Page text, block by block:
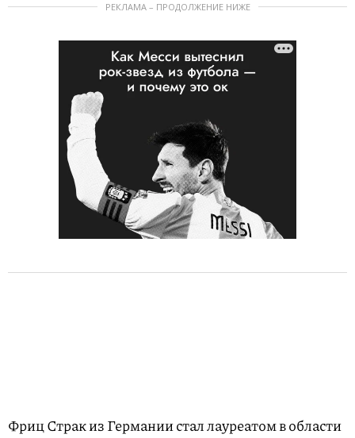
РЕКЛАМА – ПРОДОЛЖЕНИЕ НИЖЕ
Фриц Страк из Германии стал лауреатом в области